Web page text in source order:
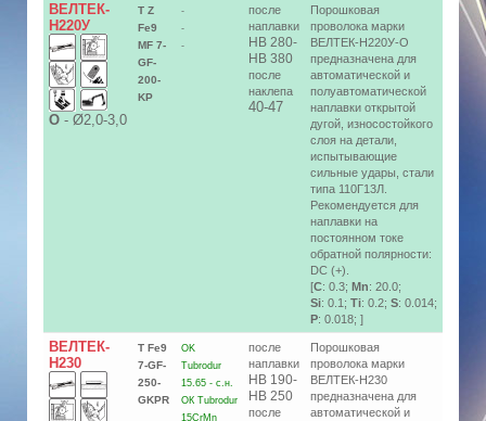
ВЕЛТЕК-
Н220У
О - Ø2,0-3,0
T Z
Fe9
MF 7-
GF-
200-
KP
-
-
-
после
наплавки
HB 280-
HB 380
после
наклепа
40-47
Порошковая
проволока марки
ВЕЛТЕК-Н220У-О
предназначена для
автоматической и
полуавтоматической
наплавки открытой
дугой, износостойкого
слоя на детали,
испытывающие
сильные удары, стали
типа 110Г13Л.
Рекомендуется для
наплавки на
постоянном токе
обратной полярности:
DC (+).
[C: 0.3; Mn: 20.0;
Si: 0.1; Ti: 0.2; S: 0.014;
P: 0.018; ]
ВЕЛТЕК-
Н230
T Fe9
7-GF-
250-
GKPR
OK
Tubrodur
15.65 - с.н.
ОК Tubrodur
15СrMn
после
наплавки
HB 190-
HB 250
после
Порошковая
проволока марки
ВЕЛТЕК-Н230
предназначена для
автоматической и